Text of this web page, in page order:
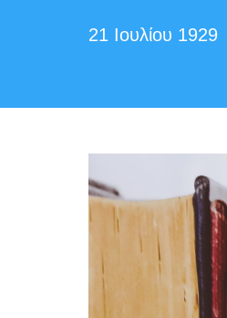
21 Ιουλίου 1929